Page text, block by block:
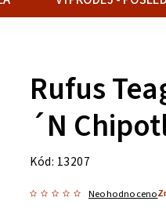
Rufus
´N
Kód: 13207
Neohodnoceno